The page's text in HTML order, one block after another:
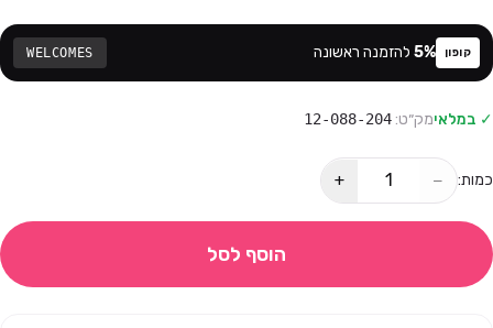
קופון 5% להזמנה ראשונה WELCOMES
✓ במלאימק״ט:12-088-204
כמות: −
+
הוסף לסל